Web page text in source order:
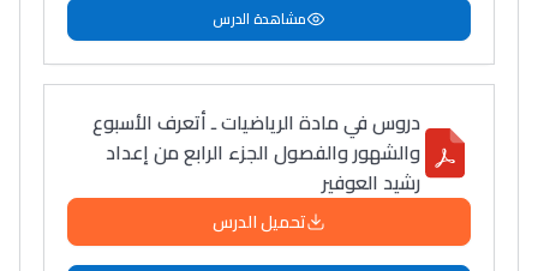
مشاهدة الدرس
دروس في مادة الرياضيات ـ أتعرف الأسبوع
والشهور والفصول الجزء الرابع من إعداد
رشيد العوفير
تحميل الدرس